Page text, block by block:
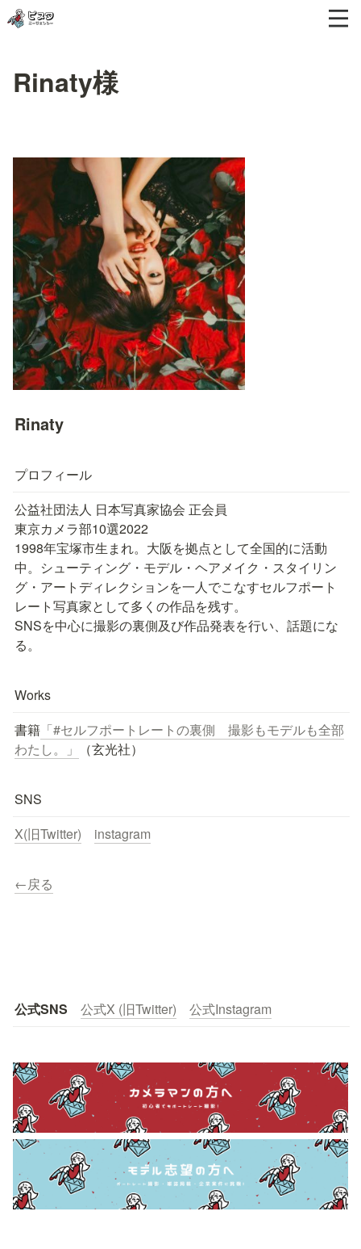
Rinaty様
Rinaty
プロフィール
公益社団法人 日本写真家協会 正会員
東京カメラ部10選2022
1998年宝塚市生まれ。大阪を拠点として全国的に活動
中。シューティング・モデル・ヘアメイク・スタイリン
グ・アートディレクションを一人でこなすセルフポート
レート写真家として多くの作品を残す。
SNSを中心に撮影の裏側及び作品発表を行い、話題にな
る。
Works
書籍 「#セルフポートレートの裏側　撮影もモデルも全部
わたし。」
（玄光社）
SNS
X(旧Twitter)
instagram
←戻る
公式SNS 公式X (旧Twitter) 公式Instagram